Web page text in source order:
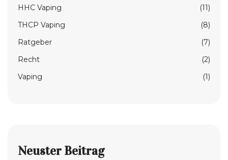
HHC Vaping
(11)
THCP Vaping
(8)
Ratgeber
(7)
Recht
(2)
Vaping
(1)
Neuster Beitrag